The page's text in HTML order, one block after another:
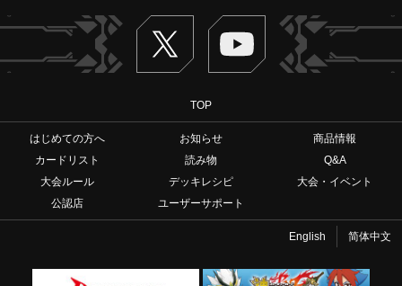
Twitter ヴァンガードch
TOP
はじめての方へ お知らせ
商品情報
カードリスト
読み物
Q&A
大会ルール
デッキレシピ
大会・イベント
公認店
ユーザーサポート
English 简体中文